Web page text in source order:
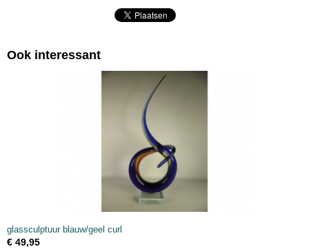
Ook interessant
glassculptuur blauw/geel curl
€ 49,95